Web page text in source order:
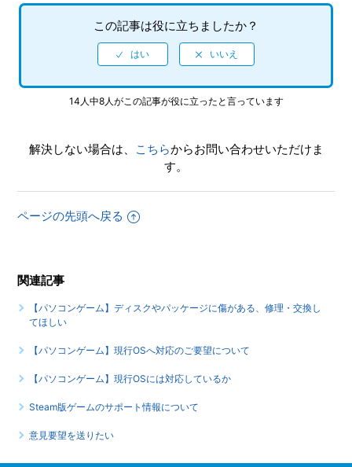
この記事は役に立ちましたか？
14人中8人がこの記事が役に立ったと言っています
解決しない場合は、 こちらからお問い合わせいただけま
す。
ページの先頭へ戻る
関連記事
【パソコンゲーム】ディスクやパッケージに傷がある、修理・交換し
てほしい
【パソコンゲーム】現行OSへ対応のご要望について
【パソコンゲーム】現行OSには対応しているか
Steam版ゲームのサポート情報について
意見要望を送りたい